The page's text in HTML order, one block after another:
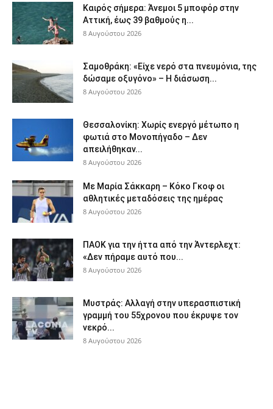
Καιρός σήμερα: Άνεμοι 5 μποφόρ στην
Αττική, έως 39 βαθμούς η...
8 Αυγούστου 2026
Σαμοθράκη: «Είχε νερό στα πνευμόνια, της
δώσαμε οξυγόνο» – Η διάσωση...
8 Αυγούστου 2026
Θεσσαλονίκη: Χωρίς ενεργό μέτωπο η
φωτιά στο Μονοπήγαδο – Δεν
απειλήθηκαν...
8 Αυγούστου 2026
Με Μαρία Σάκκαρη – Κόκο Γκοφ οι
αθλητικές μεταδόσεις της ημέρας
8 Αυγούστου 2026
ΠΑΟΚ για την ήττα από την Άντερλεχτ:
«Δεν πήραμε αυτό που...
8 Αυγούστου 2026
Μυστράς: Αλλαγή στην υπερασπιστική
γραμμή του 55χρονου που έκρυψε τον
νεκρό...
8 Αυγούστου 2026